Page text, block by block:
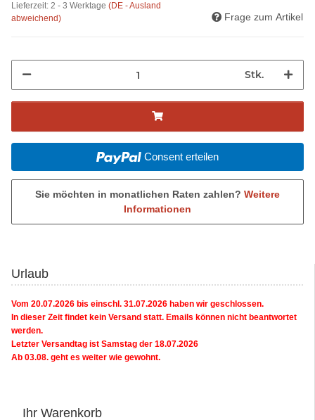
Lieferzeit: 2 - 3 Werktage (DE - Ausland
abweichend)
Frage zum Artikel
Stk.
Consent erteilen
Sie möchten in monatlichen Raten zahlen? Weitere
Informationen
Urlaub
Vom 20.07.2026 bis einschl. 31.07.2026 haben wir geschlossen.
In dieser Zeit findet kein Versand statt. Emails können nicht beantwortet
werden.
Letzter Versandtag ist Samstag der 18.07.2026
Ab 03.08. geht es weiter wie gewohnt.
Ihr Warenkorb